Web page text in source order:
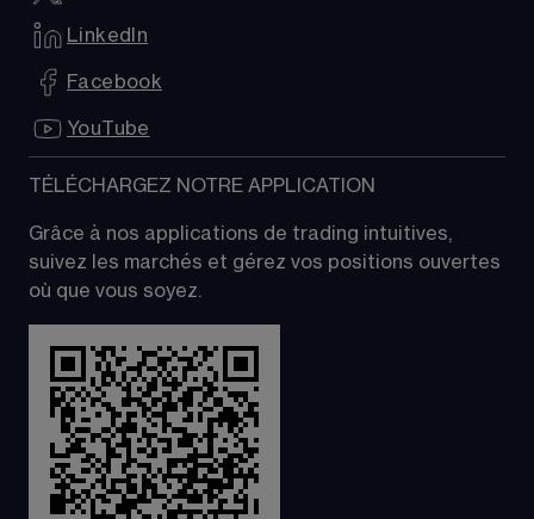
LinkedIn
Facebook
YouTube
TÉLÉCHARGEZ NOTRE APPLICATION
Grâce à nos applications de trading intuitives,
suivez les marchés et gérez vos positions ouvertes
où que vous soyez.